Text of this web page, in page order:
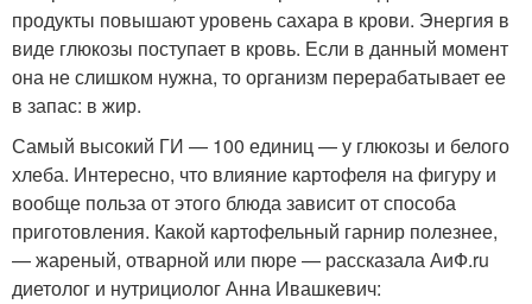
продукты повышают уровень сахара в крови. Энергия в
виде глюкозы поступает в кровь. Если в данный момент
она не слишком нужна, то организм перерабатывает ее
в запас: в жир.
Самый высокий ГИ — 100 единиц — у глюкозы и белого
хлеба. Интересно, что влияние картофеля на фигуру и
вообще польза от этого блюда зависит от способа
приготовления. Какой картофельный гарнир полезнее,
— жареный, отварной или пюре — рассказала АиФ.ru
диетолог и нутрициолог Анна Ивашкевич: